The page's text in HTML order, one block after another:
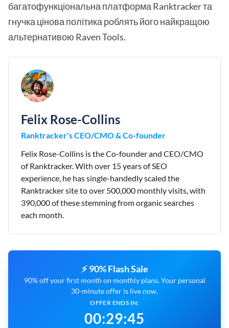
багатофункціональна платформа Ranktracker та
гнучка цінова політика роблять його найкращою
альтернативою Raven Tools.
Felix Rose-Collins
Ranktracker's CEO/CMO & Co-founder
Felix Rose-Collins is the Co-founder and CEO/CMO
of Ranktracker. With over 15 years of SEO
experience, he has single-handedly scaled the
Ranktracker site to over 500,000 monthly visits, with
390,000 of these stemming from organic searches
each month.
⚡ 90% Flash Sale
90% off your first month on monthly plans. Your personal
30-minute offer is live now.
OFFER ENDS IN:
00:29:44